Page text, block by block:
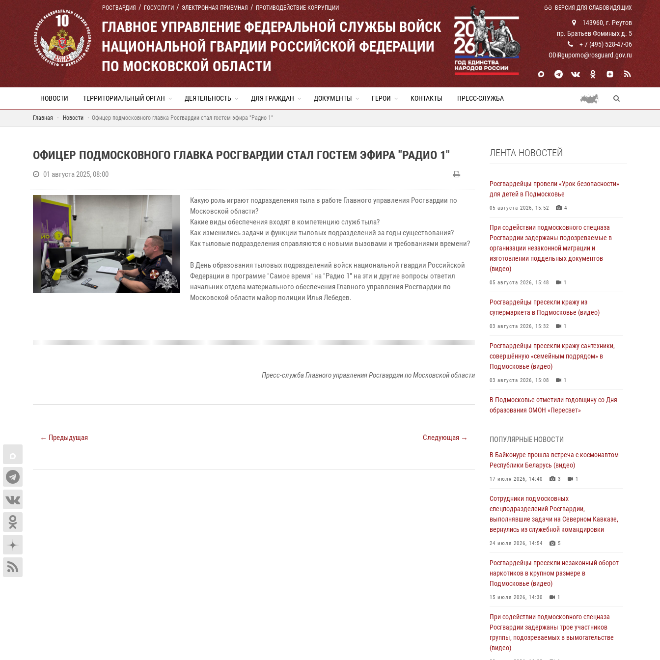
РОСГВАРДИЯ ГОСУСЛУГИ ЭЛЕКТРОННАЯ ПРИЕМНАЯ ПРОТИВОДЕЙСТВИЕ КОРРУПЦИИ ВЕРСИЯ ДЛЯ СЛАБОВИДЯЩИХ
ГЛАВНОЕ УПРАВЛЕНИЕ ФЕДЕРАЛЬНОЙ СЛУЖБЫ ВОЙСК
НАЦИОНАЛЬНОЙ ГВАРДИИ РОССИЙСКОЙ ФЕДЕРАЦИИ
ПО МОСКОВСКОЙ ОБЛАСТИ
143960, г. Реутов
пр. Братьев Фоминых д. 5
+ 7 (495) 528-47-06
ODiRgupomo@rosguard.gov.ru
НОВОСТИ ТЕРРИТОРИАЛЬНЫЙ ОРГАН ДЕЯТЕЛЬНОСТЬ ДЛЯ ГРАЖДАН ДОКУМЕНТЫ ГЕРОИ КОНТАКТЫ ПРЕСС-СЛУЖБА
Главная Новости Офицер подмосковного главка Росгвардии стал гостем эфира "Радио 1"
ОФИЦЕР ПОДМОСКОВНОГО ГЛАВКА РОСГВАРДИИ СТАЛ ГОСТЕМ ЭФИРА "РАДИО 1"
01 августа 2025, 08:00
Какую роль играют подразделения тыла в работе Главного управления Росгвардии по
Московской области?
Какие виды обеспечения входят в компетенцию служб тыла?
Как изменились задачи и функции тыловых подразделений за годы существования?
Как тыловые подразделения справляются с новыми вызовами и требованиями времени?
В День образования тыловых подразделений войск национальной гвардии Российской
Федерации в программе "Самое время" на "Радио 1" на эти и другие вопросы ответил
начальник отдела материального обеспечения Главного управления Росгвардии по
Московской области майор полиции Илья Лебедев.
Пресс-служба Главного управления Росгвардии по Московской области
← Предыдущая Следующая →
ЛЕНТА НОВОСТЕЙ
Росгвардейцы провели «Урок безопасности»
для детей в Подмосковье
05 августа 2026, 15:52 4
При содействии подмосковного спецназа
Росгвардии задержаны подозреваемые в
организации незаконной миграции и
изготовлении поддельных документов
(видео)
05 августа 2026, 15:48 1
Росгвардейцы пресекли кражу из
супермаркета в Подмосковье (видео)
03 августа 2026, 15:32 1
Росгвардейцы пресекли кражу сантехники,
совершённую «семейным подрядом» в
Подмосковье (видео)
03 августа 2026, 15:08 1
В Подмосковье отметили годовщину со Дня
образования ОМОН «Пересвет»
Офицер подмосковного главка Росгвардии
стал гостем эфира «Радио 1»
01 августа 2026, 17:57
подозреваемого в краже на крупную сумму в
Подмосковье
31 июля 2026, 13:00
Росгвардейцы задержали подозреваемых в
(видео)
31 июля 2026, 09:00
В Главном управлении Росгвардии по
торжественное собрание, посвященное
юбилею образования региональной
общественной организации ветеранов войск
правопорядка (видео)
ПОПУЛЯРНЫЕ НОВОСТИ
В Байконуре прошла встреча с космонавтом
Республики Беларусь (видео)
17 июля 2026, 14:40 3 1
Сотрудники подмосковных
спецподразделений Росгвардии,
выполнявшие задачи на Северном Кавказе,
вернулись из служебной командировки
24 июля 2026, 14:54 5
Росгвардейцы пресекли незаконный оборот
наркотиков в крупном размере в
Подмосковье (видео)
15 июля 2026, 14:30 1
При содействии подмосковного спецназа
Росгвардии задержаны трое участников
группы, подозреваемых в вымогательстве
(видео)